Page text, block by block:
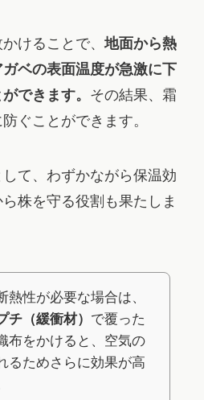
けることで、地面から熱
ベの表面温度が急激に下
できます。 その結果、霜
ぐことができます。
て、わずかながら保温効
株を守る役割も果たしま
熱性が必要な場合は、
チ（緩衝材） で覆った
布をかけると、空気の
るためさらに効果が高